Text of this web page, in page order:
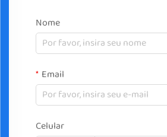
Nome
Email
Celular